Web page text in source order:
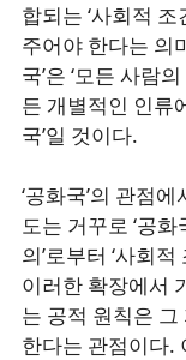
합되는 ‘사회적
주어야 한다는 의
국’은 ‘모든 사람
든 개별적인 인류
국’일 것이다.
‘공화국’의 관점
도는 거꾸로 ‘공
의’로부터 ‘사회
이러한 확장에서
는 공적 원칙은
한다는 관점이다.